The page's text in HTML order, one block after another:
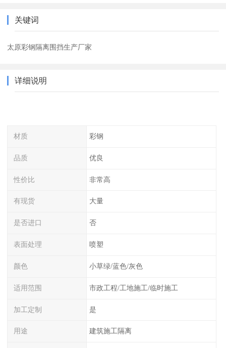
关键词
太原彩钢隔离围挡生产厂家
详细说明
材质 彩钢
品质 优良
性价比 非常高
有现货 大量
是否进口 否
表面处理 喷塑
颜色 小草绿/蓝色/灰色
适用范围 市政工程/工地施工/临时施工
加工定制 是
用途 建筑施工隔离